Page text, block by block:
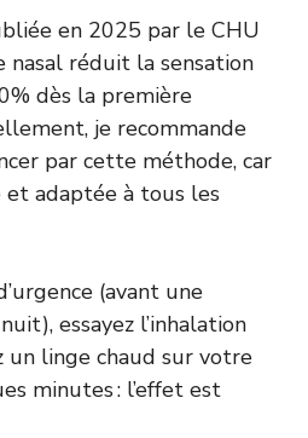
en 2025 par le CHU
nasal réduit la sensation
dès la première
je recommande
par cette méthode, car
adaptée à tous les
(avant une
essayez l’inhalation
un linge chaud sur votre
minutes : l’effet est